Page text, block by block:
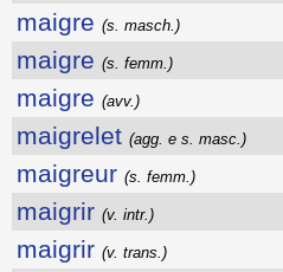
maigre (s. masch.)
maigre (s. femm.)
maigre (avv.)
maigrelet (agg. e s. masc.)
maigreur (s. femm.)
maigrir (v. intr.)
maigrir (v. trans.)